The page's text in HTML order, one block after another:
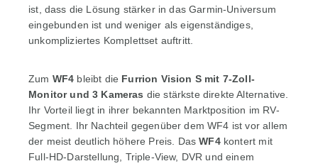
ist, dass die Lösung stärker in das Garmin-Universum
eingebunden ist und weniger als eigenständiges,
unkompliziertes Komplettset auftritt.
Zum WF4 bleibt die Furrion Vision S mit 7-Zoll-
Monitor und 3 Kameras die stärkste direkte Alternative.
Ihr Vorteil liegt in ihrer bekannten Marktposition im RV-
Segment. Ihr Nachteil gegenüber dem WF4 ist vor allem
der meist deutlich höhere Preis. DasWF4kontert mit
Full-HD-Darstellung, Triple-View, DVR und einem